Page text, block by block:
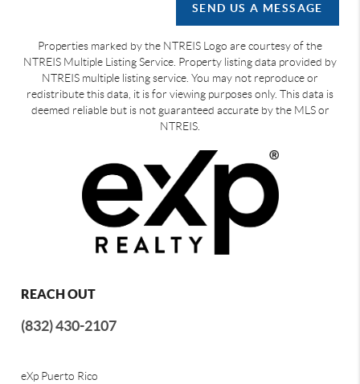
SEND US A MESSAGE
Properties marked by the NTREIS Logo are courtesy of the
NTREIS Multiple Listing Service. Property listing data provided by
NTREIS multiple listing service. You may not reproduce or
redistribute this data, it is for viewing purposes only. This data is
deemed reliable but is not guaranteed accurate by the MLS or
NTREIS.
REACH OUT
(832) 430-2107
eXp Puerto Rico